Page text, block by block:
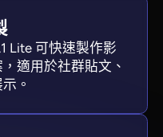
Lite 可快速製作影
適用於社群貼文、
。